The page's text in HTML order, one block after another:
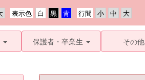
行間
表示色
保護者・卒業生 その他